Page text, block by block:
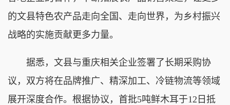
的文县特色农产品走向全国、走向世界，为乡村振兴
战略的实施贡献更多力量。
据悉，文县与重庆相关企业签署了长期采购协
议，双方将在品牌推广、精深加工、冷链物流等领域
展开深度合作。根据协议，首批5吨鲜木耳于12日抵